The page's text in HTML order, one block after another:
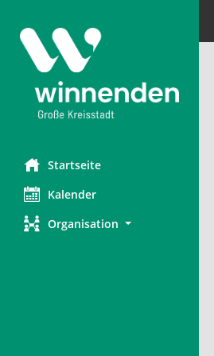
Startseite
Kalender
Organisation